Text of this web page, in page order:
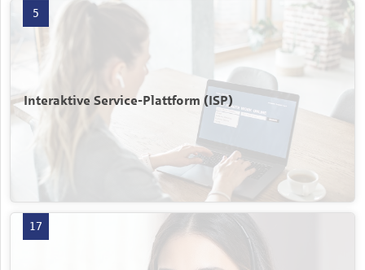
Interaktive Service-Plattform (ISP) mit 5 Produkten öffnen
5
Interaktive Service-Plattform (ISP)
Telefon-Service und -Beratung mit 17 Produkten öffnen
17